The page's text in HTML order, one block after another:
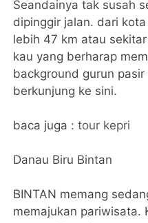
Seandainya tak susah
dipinggir jalan. dari
lebih 47 km atau
kau yang berharap
background gurun
berkunjung ke sini.
baca juga :tour kepri
Danau Biru Bintan
BINTAN memang
memajukan pariwisata.